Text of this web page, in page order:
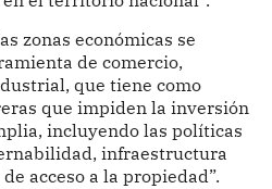
zonas económicas se
de comercio,
que tiene como
que impiden la inversión
incluyendo las políticas
infraestructura
acceso a la propiedad”.